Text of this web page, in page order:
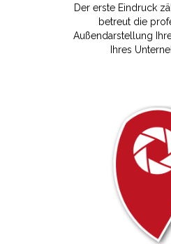
Der erste Eindruck
betreut die
Außendarstellung
Ihres